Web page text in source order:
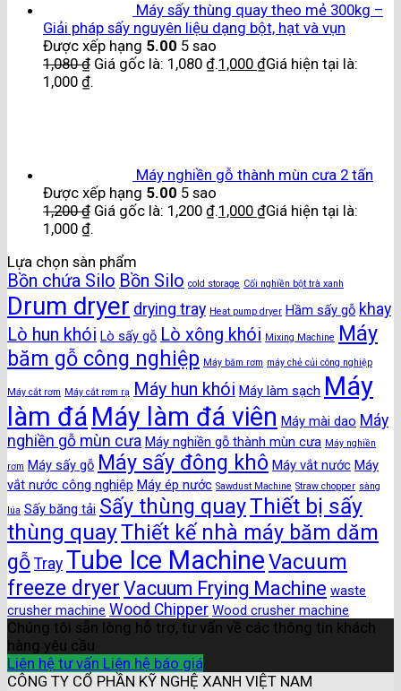
Máy sấy thùng quay theo mẻ 300kg –
Giải pháp sấy nguyên liệu dạng bột, hạt và vụn
Được xếp hạng 5.00 5 sao
1,080₫ Giá gốc là: 1,080 ₫.1,000 ₫Giá hiện tại là:
1,000 ₫.
Máy nghiền gỗ thành mùn cưa 2 tấn
Được xếp hạng 5.00 5 sao
1,200₫ Giá gốc là: 1,200 ₫.1,000 ₫Giá hiện tại là:
1,000 ₫.
Lựa chọn sàn phẩm
Bồn chứa Silo Bồn Silo cold storage Cối nghiền bột trà xanh
Drum dryer drying tray Heat pump dryer Hầm sấy gỗ khay
Lò hun khói Lò sấy gỗ Lò xông khói Mixing Machine Máy
băm gỗ công nghiệp Máy băm rơm máy chẻ củi công nghiệp
Máy cắt rơm Máy cắt rơm rạ Máy hun khói Máy làm sạch Máy
làm đá Máy làm đá viên Máy mài dao Máy
nghiền gỗ mùn cưa Máy nghiền gỗ thành mùn cưa Máy nghiền
rơm Máy sấy gỗ Máy sấy đông khô Máy vắt nước Máy
vắt nước công nghiệp Máy ép nước Sawdust Machine Straw chopper sàng
lúa Sấy băng tải Sấy thùng quayThiết bị sấy
thùng quayThiết kế nhà máy băm dăm
gỗ Tray Tube Ice MachineVacuum
freeze dryer Vacuum Frying Machine waste
crusher machine Wood Chipper Wood crusher machine
Chúng tôi sẵn lòng hỗ trợ, tư vấn về các thông tin khách
hàng yêu cầu
Liên hệ tư vấn Liên hệ báo giá
CÔNG TY CỔ PHẦN KỸ NGHỆ XANH VIỆT NAM